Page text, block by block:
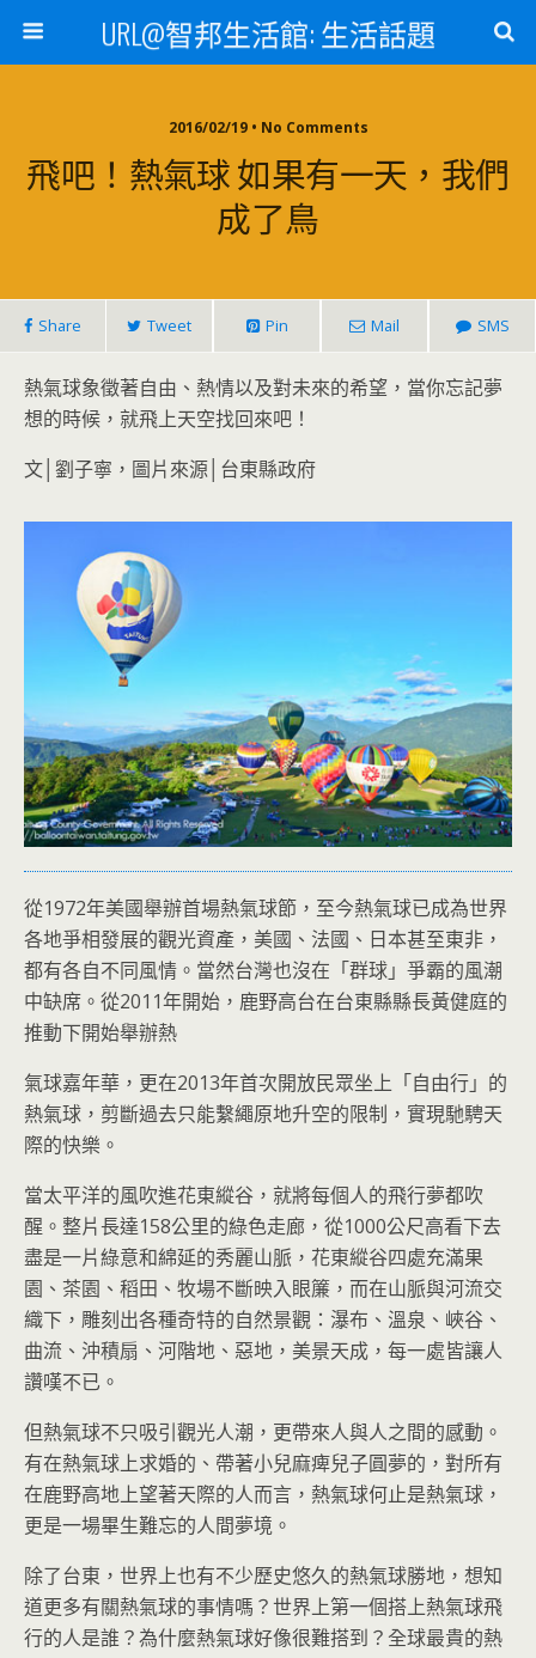
URL@智邦生活館: 生活話題
2016/02/19 • No Comments
飛吧！熱氣球 如果有一天，我們
成了鳥
Share Tweet Pin Mail SMS
熱氣球象徵著自由、熱情以及對未來的希望，當你忘記夢
想的時候，就飛上天空找回來吧！
文│劉子寧，圖片來源│台東縣政府
從1972年美國舉辦首場熱氣球節，至今熱氣球已成為世界
各地爭相發展的觀光資產，美國、法國、日本甚至東非，
都有各自不同風情。當然台灣也沒在「群球」爭霸的風潮
中缺席。從2011年開始，鹿野高台在台東縣縣長黃健庭的
推動下開始舉辦熱
氣球嘉年華，更在2013年首次開放民眾坐上「自由行」的
熱氣球，剪斷過去只能繫繩原地升空的限制，實現馳騁天
際的快樂。
當太平洋的風吹進花東縱谷，就將每個人的飛行夢都吹
醒。整片長達158公里的綠色走廊，從1000公尺高看下去
盡是一片綠意和綿延的秀麗山脈，花東縱谷四處充滿果
園、茶園、稻田、牧場不斷映入眼簾，而在山脈與河流交
織下，雕刻出各種奇特的自然景觀：瀑布、溫泉、峽谷、
曲流、沖積扇、河階地、惡地，美景天成，每一處皆讓人
讚嘆不已。
但熱氣球不只吸引觀光人潮，更帶來人與人之間的感動。
有在熱氣球上求婚的、帶著小兒麻痺兒子圓夢的，對所有
在鹿野高地上望著天際的人而言，熱氣球何止是熱氣球，
更是一場畢生難忘的人間夢境。
除了台東，世界上也有不少歷史悠久的熱氣球勝地，想知
道更多有關熱氣球的事情嗎？世界上第一個搭上熱氣球飛
行的人是誰？為什麼熱氣球好像很難搭到？全球最貴的熱